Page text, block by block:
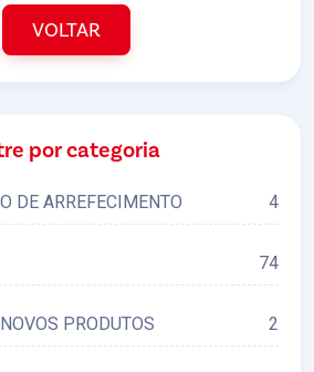
por categoria
DE ARREFECIMENTO 4
74
PRODUTOS 2
VOLTAR